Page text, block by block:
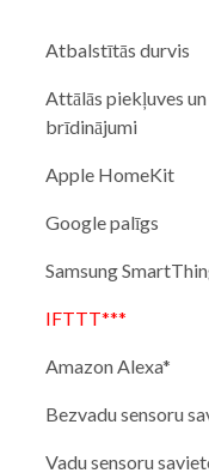
Atbalstītās durvis
Attālās piekļuves
brīdinājumi
Apple HomeKit
Google palīgs
Samsung
IFTTT***
Amazon Alexa*
Bezvadu sensoru
Vadu sensoru